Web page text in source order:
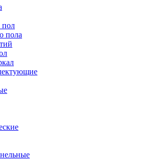
пол
пола